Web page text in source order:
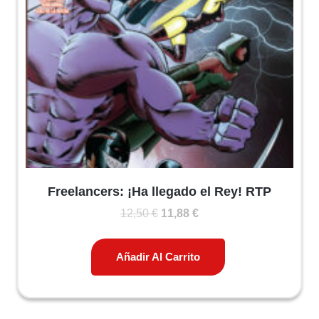
Freelancers: ¡Ha llegado el Rey! RTP
12,50€ El
era:
12,50 €.
11,88 €El
actual
es:
11,88 €.
Añadir Al Carrito